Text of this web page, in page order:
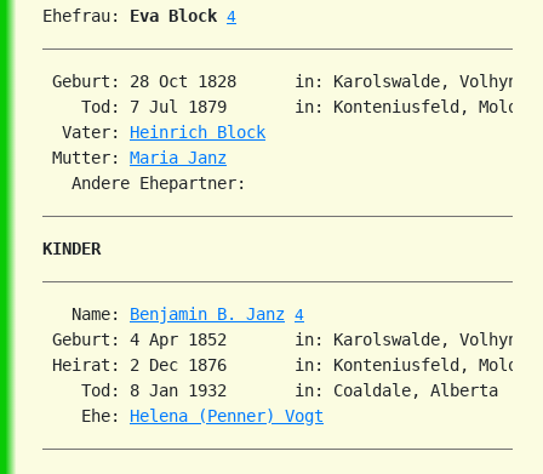
Ehefrau: Eva Block 4
Geburt: 28 Oct 1828      in: Karolswalde,
Tod: 7 Jul 1879       in: Konteniusfeld,
  Vater:
Heinrich Block
Mutter: Maria Janz
KINDER
   Name:
Benjamin B. Janz 4
Geburt: 4 Apr 1852       in: Karolswalde,
Heirat: 2 Dec 1876       in: Konteniusfeld,
    Tod: 8 Jan 1932       in: Coaldale, Alberta
    Ehe:
Helena (Penner) Vogt